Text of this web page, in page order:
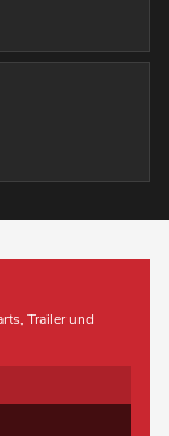
Trailer und